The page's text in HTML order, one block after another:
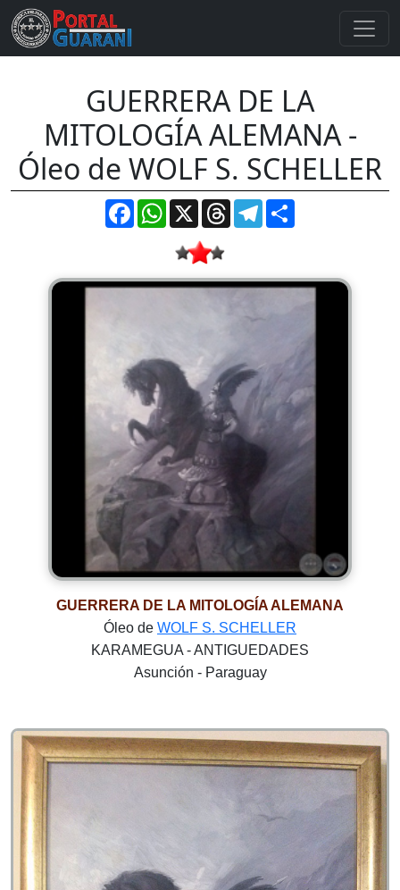
GUERRERA DE LA
MITOLOGÍA ALEMANA -
Óleo de WOLF S. SCHELLER
FacebookWhatsApp
X ThreadsTelegram
GUERRERA DE LA MITOLOGÍA ALEMANA
Óleo de WOLF S. SCHELLER
KARAMEGUA - ANTIGUEDADES
Asunción - Paraguay